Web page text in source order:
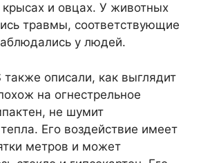
и овцах. У животных
травмы, соответствующие
у людей.
также описали, как выглядит
на огнестрельное
не шумит
Его воздействие имеет
метров и может